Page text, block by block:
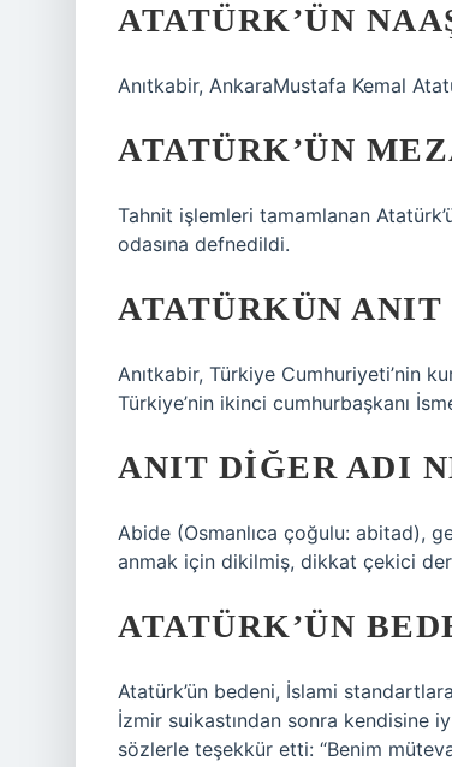
ATATÜRK’ÜN
Anıtkabir, AnkaraMustafa Kemal
ATATÜRK’ÜN
Tahnit işlemleri tamamlanan
odasına defnedildi.
ATATÜRKÜN
Anıtkabir, Türkiye Cumhuriyeti’nin
Türkiye’nin ikinci cumhurbaşkanı
ANIT DIĞER ADI
Abide (Osmanlıca çoğulu: abitad),
anmak için dikilmiş, dikkat çekici
ATATÜRK’ÜN
Atatürk’ün bedeni, İslami
İzmir suikastından sonra kendisine
sözlerle teşekkür etti: “Benim